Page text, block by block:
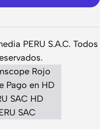
PERU S.A.C. Todos